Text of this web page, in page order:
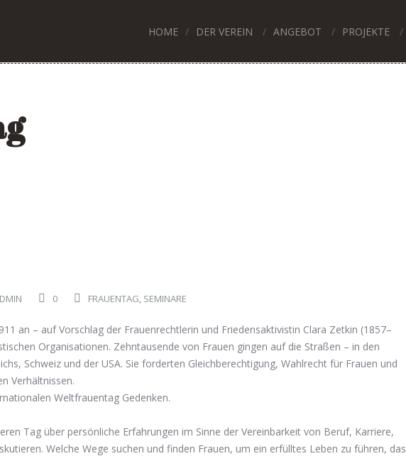
HOME DER VEREIN ANGEBOT PROJEKTE
0 FRAUENTAG, SEMINARE
an – auf Vorschlag der Frauenrechtlerin und Friedensaktivistin Clara Zetkin (1857–
Organisationen. Zehntausende von Frauen gingen auf die Straßen – in den
Schweiz und der USA. Sie forderten Gleichberechtigung, Wahlrecht für Frauen und
Verhältnissen.
Weltfrauentag Gedenken.
Tag über persönliche Erfahrungen im Sinne der Vereinbarkeit von Beruf, Karriere,
Welche Wege suchen und finden Frauen, um ein erfülltes Leben zu führen, das